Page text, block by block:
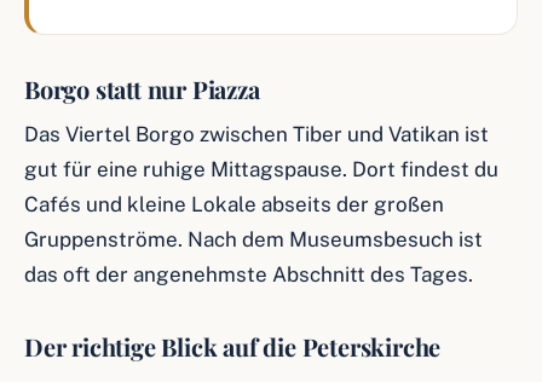
Borgo statt nur Piazza
Das Viertel Borgo zwischen Tiber und Vatikan ist
gut für eine ruhige Mittagspause. Dort findest du
Cafés und kleine Lokale abseits der großen
Gruppenströme. Nach dem Museumsbesuch ist
das oft der angenehmste Abschnitt des Tages.
Der richtige Blick auf die Peterskirche